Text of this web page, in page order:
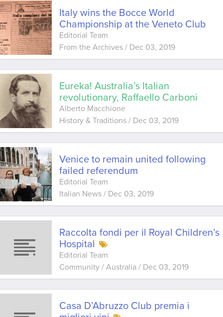
Italy wins the Bocce World
Championship at the Veneto Club
Editorial Team
From the Archives / Dec 03, 2019
Eureka! Australia’s Italian
revolutionary, Raffaello Carboni
Alberto Macchione
History & Traditions / Dec 03, 2019
Venice to remain united following
failed referendum
Editorial Team
Italian News / Dec 03, 2019
Raccolta fondi per il Royal Children’s
Hospital
Editorial Team
Community / Australia / Dec 03, 2019
Casa D’Abruzzo Club premia i